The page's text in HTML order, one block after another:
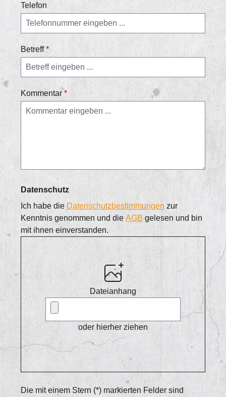
Telefon
Betreff*
Kommentar *
Datenschutz
Ich habe die Datenschutzbestimmungen zur
Kenntnis genommen und die AGB gelesen und bin
mit ihnen einverstanden.
Dateianhang
oder hierher ziehen
Die mit einem Stern (*) markierten Felder sind